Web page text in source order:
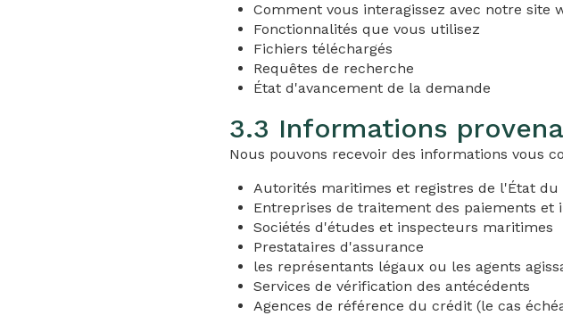
Comment vous interagissez avec notre site
Fonctionnalités que vous utilisez
Fichiers téléchargés
Requêtes de recherche
État d'avancement de la demande
3.3 Informations
Nous pouvons recevoir des informations vous
Autorités maritimes et registres de l'État du
Entreprises de traitement des paiements et
Sociétés d'études et inspecteurs maritimes
Prestataires d'assurance
les représentants légaux ou les agents
Services de vérification des antécédents
Agences de référence du crédit (le cas